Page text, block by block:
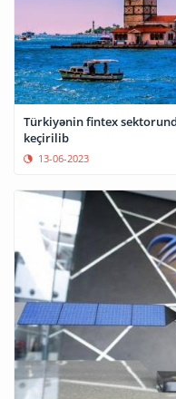
Türkiyənin fintex
keçirilib
13-06-2023